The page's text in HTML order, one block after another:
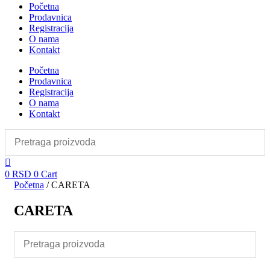
Početna
Prodavnica
Registracija
O nama
Kontakt
Početna
Prodavnica
Registracija
O nama
Kontakt
0 RSD 0 Cart
Početna / CARETA
CARETA